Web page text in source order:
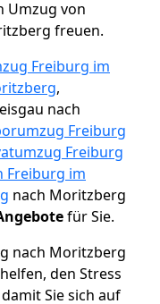
Umzug von
freuen.
Freiburg im
,
nach
Freiburg
Freiburg
Freiburg im
nach Moritzberg
für Sie.
nach Moritzberg
den Stress
Sie sich auf